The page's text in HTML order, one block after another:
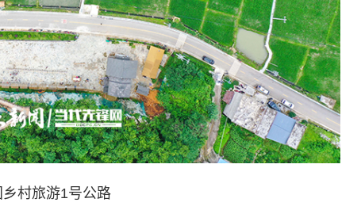
乡村旅游1号公路